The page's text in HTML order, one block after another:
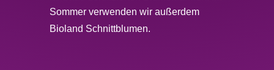
Sommer verwenden wir außerdem
Bioland Schnittblumen.